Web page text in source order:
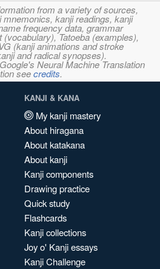
from a variety of sources,
kanji readings, kanji
frequency data, grammar
Tatoeba (examples),
(kanji animations and stroke
and radical synopses).
Neural Machine Translation
seecredits.
KANJI & KANA
My kanji mastery
About hiragana
About katakana
About kanji
Kanji components
Drawing practice
Quick study
Flashcards
Kanji collections
Joy o' Kanji essays
Kanji Challenge